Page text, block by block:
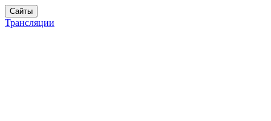
Сайты
Трансляции